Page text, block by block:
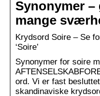
Synonymer
mange
Krydsord Soire – Se
‘Soire’
Synonymer for soire
ord. Vi er fast
skandinaviske